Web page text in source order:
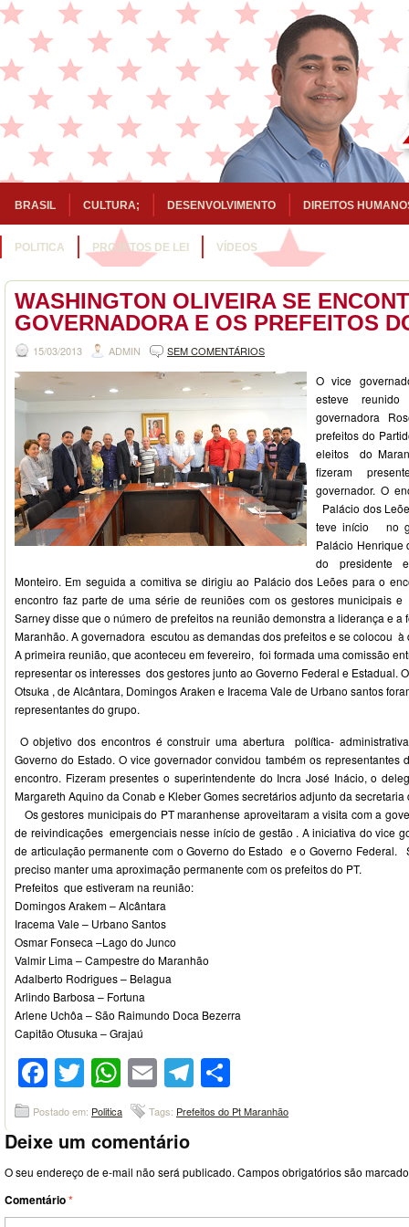
BRASIL CULTURA; DESENVOLVIMENTO DIREITOS
POLITICA PROJETOS DE LEI VÍDEOS
WASHINGTON OLIVEIRA SE
GOVERNADORA E OS PREFEITOS
15/03/2013 ADMIN SEM COMENTÁRIOS
O vice
esteve
governadora
prefeitos do
eleitos do
fizeram
governador. O
Palácio dos
teve início no
Palácio Henrique
do presidente
Monteiro. Em seguida a comitiva se dirigiu ao Palácio dos Leões para o
encontro faz parte de uma série de reuniões com os gestores municipais
Sarney disse que o número de prefeitos na reunião demonstra a liderança e a
Maranhão. A governadora escutou as demandas dos prefeitos e se colocou à
A primeira reunião, que aconteceu em fevereiro, foi formada uma comissão
representar os interesses dos gestores junto ao Governo Federal e Estadual.
Otsuka , de Alcântara, Domingos Araken e Iracema Vale de Urbano santos
representantes do grupo.
O objetivo dos encontros é construir uma abertura política-
Governo do Estado. O vice governador convidou também os representantes
encontro. Fizeram presentes o superintendente do Incra José Inácio, o
Margareth Aquino da Conab e Kleber Gomes secretários adjunto da
Os gestores municipais do PT maranhense aproveitaram a visita com a
de reivindicações emergenciais nesse início de gestão . A iniciativa do vice
de articulação permanente com o Governo do Estado e o Governo Federal.
preciso manter uma aproximação permanente com os prefeitos do PT.
Prefeitos que estiveram na reunião:
Domingos Arakem – Alcântara
Iracema Vale – Urbano Santos
Osmar Fonseca –Lago do Junco
Valmir Lima – Campestre do Maranhão
Adalberto Rodrigues – Belagua
Arlindo Barbosa – Fortuna
Arlene Uchôa – São Raimundo Doca Bezerra
Capitão Otusuka – Grajaú
Facebook
Twitter
WhatsApp
EmailTelegram
Postado em: Politica Tags: Prefeitos do Pt Maranhão
Deixe um comentário
O seu endereço de e-mail não será publicado. Campos obrigatórios são
Comentário*